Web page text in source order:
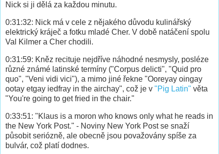
Nick si ji dělá za každou minutu.
0:31:32: Nick má v cele z nějakého důvodu kulinářský
elektrický kráječ a fotku mladé Cher. V době natáčení spolu
Val Kilmer a Cher chodili.
0:31:59: Kněz recituje nejdříve náhodné nesmysly, posléze
různé známé latinské termíny ("Corpus delicti", "Quid pro
quo", "Veni vidi vici"), a mimo jiné řekne "Ooreyay oingay
ootay etgay iedfray in the airchay", což je v "Pig Latin" věta
"You're going to get fried in the chair."
0:33:51: "Klaus is a moron who knows only what he reads in
the New York Post." - Noviny New York Post se snaží
působit seriózně, ale obecně jsou považovány spíše za
bulvár, což platí dodnes.